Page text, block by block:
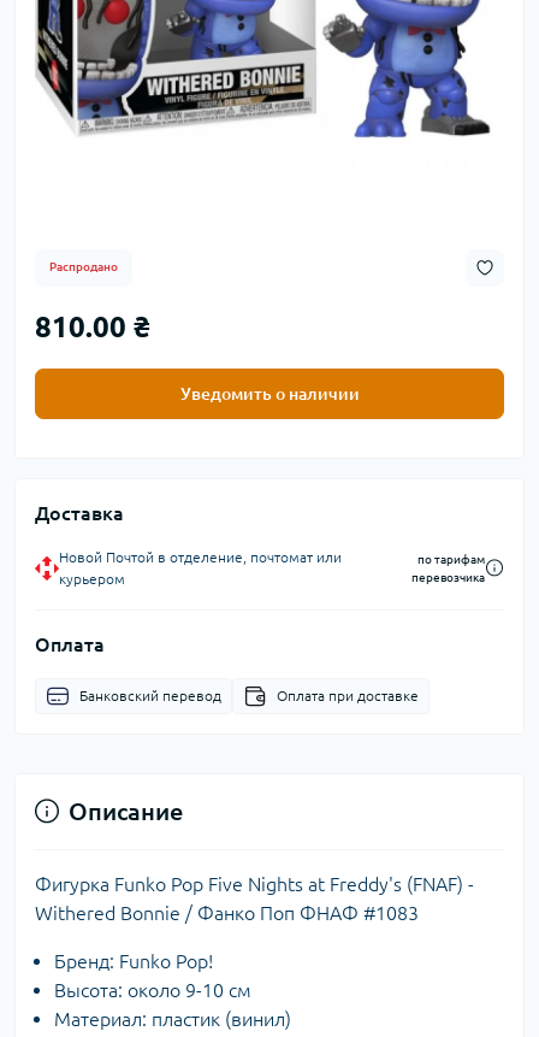
Распродано
810.00 ₴
Уведомить о наличии
Доставка
Новой Почтой в отделение, почтомат или
курьером
по тарифам
перевозчика
Оплата
Банковский перевод Оплата при доставке
Описание
Фигурка Funko Pop Five Nights at Freddy's (FNAF) -
Withered Bonnie / Фанко Поп ФНАФ #1083
Бренд: Funko Pop!
Высота: около 9-10 см
Материал: пластик (винил)